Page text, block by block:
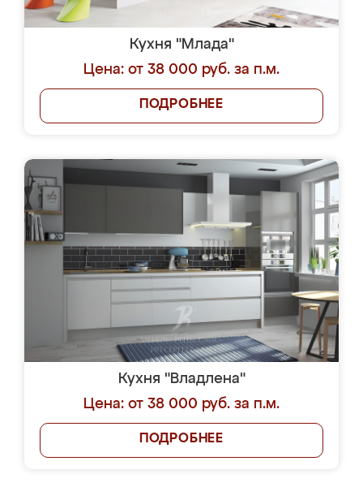
Кухня "Млада"
Цена: от 38 000 руб. за п.м.
ПОДРОБНЕЕ
Кухня "Владлена"
Цена: от 38 000 руб. за п.м.
ПОДРОБНЕЕ